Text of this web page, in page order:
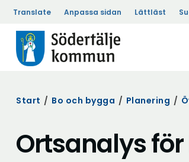
Translate Anpassa sidan Lättläst
Start / Bo och bygga / Planering /
Ortsanalys